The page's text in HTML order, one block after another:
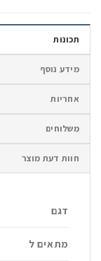
תכונות
מידע נוסף
אחריות
משלוחים
חוות דעת מוצר
דגם
מתאים ל